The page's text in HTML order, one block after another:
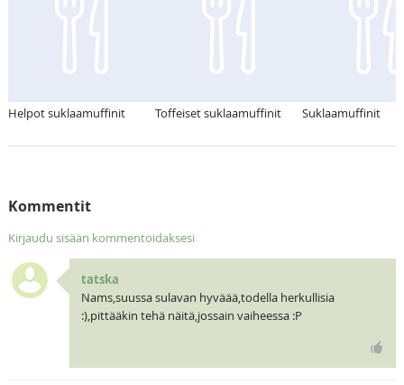
Helpot suklaamuffinit Toffeiset suklaamuffinit Suklaamuffinit
Kommentit
Kirjaudu sisään kommentoidaksesi
tatska
Nams,suussa sulavan hyväää,todella herkullisia
:),pittääkin tehä näitä,jossain vaiheessa :P